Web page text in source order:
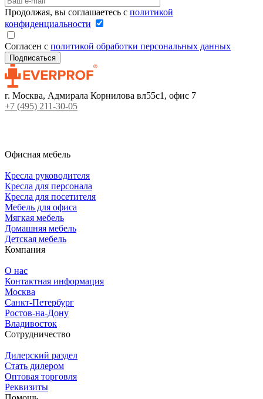
Продолжая, вы соглашаетесь с политикой
конфиденциальности
Согласен с политикой обработки персональных данных
г. Москва, Адмирала Корнилова вл55с1, офис 7
+7 (495) 211-30-05
Офисная мебель
Кресла руководителя
Кресла для персонала
Кресла для посетителя
Мебель для офиса
Мягкая мебель
Домашняя мебель
Детская мебель
Компания
О нас
Контактная информация
Москва
Санкт-Петербург
Ростов-на-Дону
Владивосток
Сотрудничество
Дилерский раздел
Стать дилером
Оптовая торговля
Реквизиты